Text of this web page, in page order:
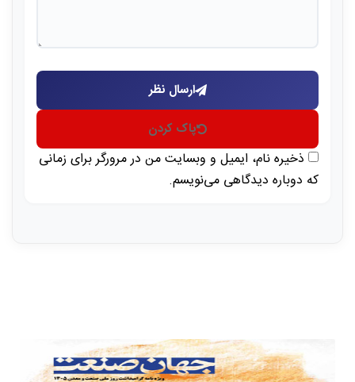
ارسال نظر
پاک کردن
ذخیره نام، ایمیل و وبسایت من در مرورگر برای زمانی
که دوباره دیدگاهی می‌نویسم.